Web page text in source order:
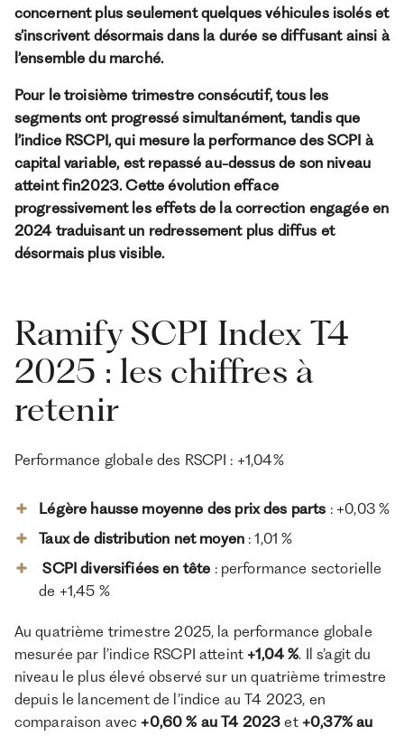
À propos de Ramify
Ramify est l’alternative digitale à la banque privée.
Pour une clientèle exigeante, nous combinons
expertise patrimoniale, technologie et sélection
rigoureuse des meilleurs produits du marché, dans
une logique de performance à long terme.
concernent plus seulement quelques véhicules isolés et
s’inscrivent désormais dans la durée se diffusant ainsi à
l’ensemble du marché.
Pour le troisième trimestre consécutif, tous les
segments ont progressé simultanément, tandis que
l’indice RSCPI, qui mesure la performance des SCPI à
capital variable, est repassé au-dessus de son niveau
atteint fin2023. Cette évolution efface
progressivement les effets de la correction engagée en
2024 traduisant un redressement plus diffus et
désormais plus visible.
Ramify SCPI Index T4
2025 : les chiffres à
retenir
Performance globale des RSCPI : +1,04%
Légère hausse moyenne des prix des parts : +0,03 %
Taux de distribution net moyen : 1,01 %
SCPI diversifiées en tête : performance sectorielle
de +1,45 %
Au quatrième trimestre 2025, la performance globale
mesurée par l’indice RSCPI atteint +1,04 %. Il s’agit du
niveau le plus élevé observé sur un quatrième trimestre
depuis le lancement de l’indice au T4 2023, en
comparaison avec +0,60 % au T4 2023 et +0,37% au